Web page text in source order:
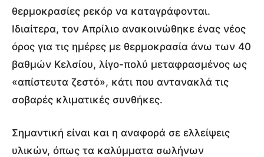
θερμοκρασίες ρεκόρ να καταγράφονται.
Ιδιαίτερα, τον Απρίλιο ανακοινώθηκε ένας νέος
όρος για τις ημέρες με θερμοκρασία άνω των 40
βαθμών Κελσίου, λίγο-πολύ μεταφρασμένος ως
«απίστευτα ζεστό», κάτι που αντανακλά τις
σοβαρές κλιματικές συνθήκες.
Σημαντική είναι και η αναφορά σε ελλείψεις
υλικών, όπως τα καλύμματα σωλήνων